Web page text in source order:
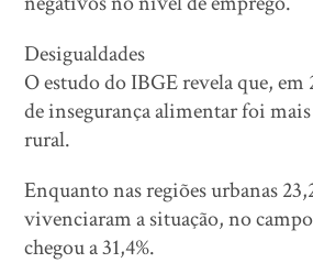
Desigualdades
O estudo do IBGE revela que, em
de insegurança alimentar foi mais
rural.
Enquanto nas regiões urbanas
vivenciaram a situação, no
chegou a 31,4%.